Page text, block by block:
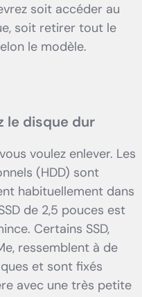
soit accéder au
soit retirer tout le
le modèle.
le disque dur
voulez enlever. Les
(HDD) sont
habituellement dans
de 2,5 pouces est
Certains SSD,
ressemblent à de
et sont fixés
avec une très petite